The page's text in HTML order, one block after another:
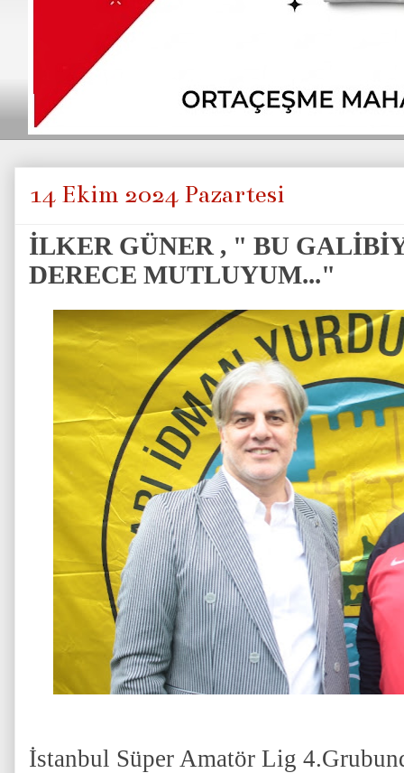
14 Ekim 2024 Pazartesi
İLKER GÜNER , " BU
DERECE MUTLUYUM..."
İstanbul Süper Amatör Lig